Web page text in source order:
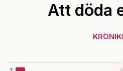
Att döda